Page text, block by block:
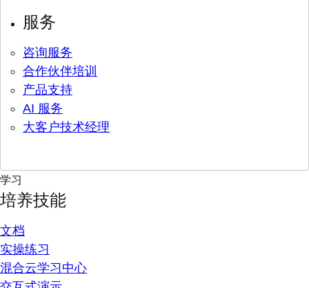
服务
咨询服务
合作伙伴培训
产品支持
AI 服务
大客户技术经理
学习
培养技能
文档
实操练习
混合云学习中心